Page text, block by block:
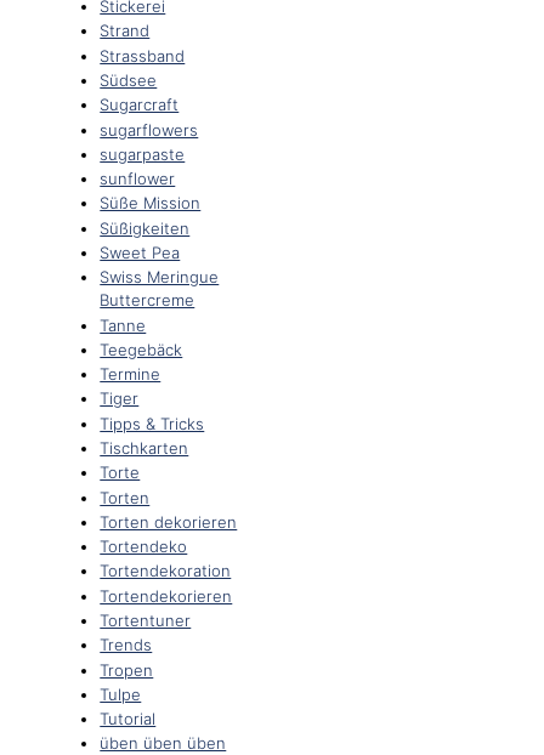
Stickerei
Strand
Strassband
Südsee
Sugarcraft
sugarflowers
sugarpaste
sunflower
Süße Mission
Süßigkeiten
Sweet Pea
Swiss Meringue
Buttercreme
Tanne
Teegebäck
Termine
Tiger
Tipps & Tricks
Tischkarten
Torte
Torten
Torten dekorieren
Tortendeko
Tortendekoration
Tortendekorieren
Tortentuner
Trends
Tropen
Tulpe
Tutorial
üben üben üben